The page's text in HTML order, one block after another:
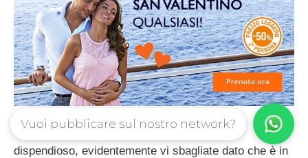
Se pensate che si tratti di un regalo troppo
dispendioso, evidentemente vi sbagliate dato che è in
Vuoi pubblicare sul nostro network?